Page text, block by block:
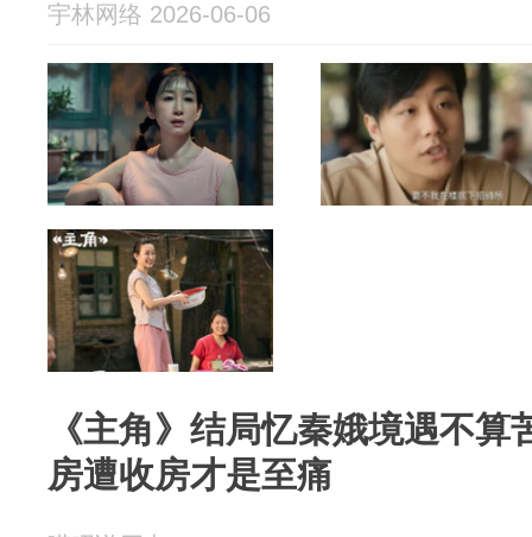
宇林网络 2026-06-06
《主角》结局忆秦娥境遇不
房遭收房才是至痛